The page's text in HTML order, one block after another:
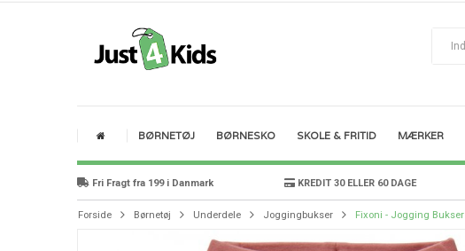
BØRNETØJ BØRNESKO SKOLE & FRITID MÆRKER
Fri Fragt fra 199 i Danmark KREDIT 30 ELLER 60 DAGE
Forside Børnetøj Underdele Joggingbukser Fixoni - Jogging Bukser